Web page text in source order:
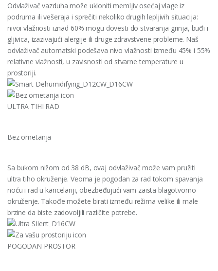
Odvlaživač vazduha može ukloniti memljiv osećaj vlage iz
podruma ili vešeraja i sprečiti nekoliko drugih lepljivih situacija:
nivoi vlažnosti iznad 60% mogu dovesti do stvaranja grinja, buđi i
gljivica, izazivajući alergije ili druge zdravstvene probleme. Naš
odvlaživač automatski podešava nivo vlažnosti između 45% i 55%
relativne vlažnosti, u zavisnosti od stvarne temperature u
prostoriji.
ULTRA TIHI RAD
Bez ometanja
Sa bukom nižom od 38 dB, ovaj odvlaživač može vam pružiti
ultra tiho okruženje. Veoma je pogodan za rad tokom spavanja
noću i rad u kancelariji, obezbeđujući vam zaista blagotvorno
okruženje. Takođe možete birati između režima velike ili male
brzine da biste zadovoljili različite potrebe.
POGODAN PROSTOR